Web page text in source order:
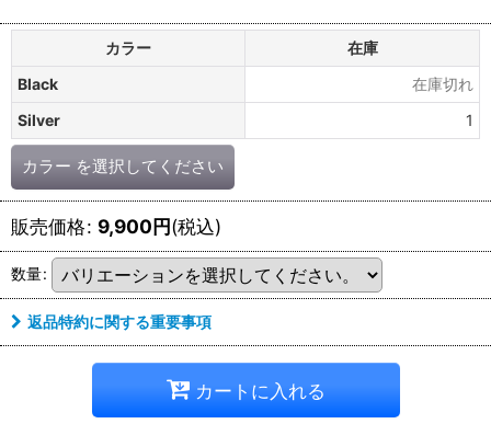
カラー
在庫
Black
在庫切れ
Silver
1
カラー を選択してください
販売価格: 9,900円(税込)
数量:
返品特約に関する重要事項
カートに入れる